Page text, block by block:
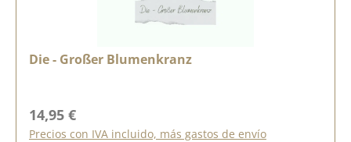
Die - Großer Blumenkranz
Precio normal:
14,95 €
Precios con IVA incluido, más gastos de envío